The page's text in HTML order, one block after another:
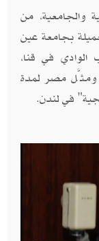
والجامعية، من
بجامعة عين
في قنا،
ومثَّل مصر لمدة
في لندن.